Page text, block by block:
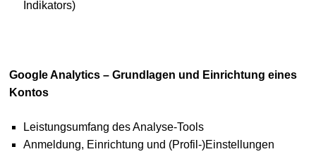
Indikators)
Google Analytics – Grundlagen und Einrichtung eines
Kontos
Leistungsumfang des Analyse-Tools
Anmeldung, Einrichtung und (Profil-)Einstellungen